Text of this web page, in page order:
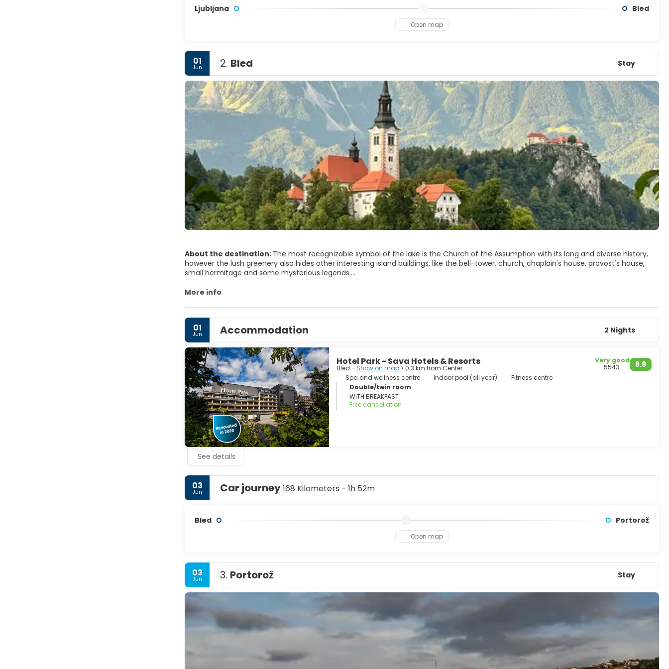
Ljubljana Bled
Open map
01
Jun 2. Bled Stay
About the destination: The most recognizable symbol of the lake is the Church of the Assumption with its long and diverse history,
however the lush greenery also hides other interesting island buildings, like the bell-tower, church, chaplain's house, provost's house,
small hermitage and some mysterious legends.
case you visit the island in just the right time, make time to witness a wedding in the romantic environment. As far as the wishing bell is
More info
01
Jun Accommodation 2 Nights
Hotel Park - Sava Hotels & Resorts
Bled - Show on map > 0.3 km from Center 8.9
Very good
5543
Spa and wellness centre
Indoor pool (all year)
Fitness centre
Double/twin room
WITH BREAKFAST
Free cancellation
See details
03
Jun Car journey168 Kilometers - 1h 52m
Bled Portorož
Open map
03
Jun 3. Portorož Stay